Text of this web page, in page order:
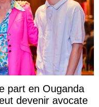
part en Ouganda
devenir avocate